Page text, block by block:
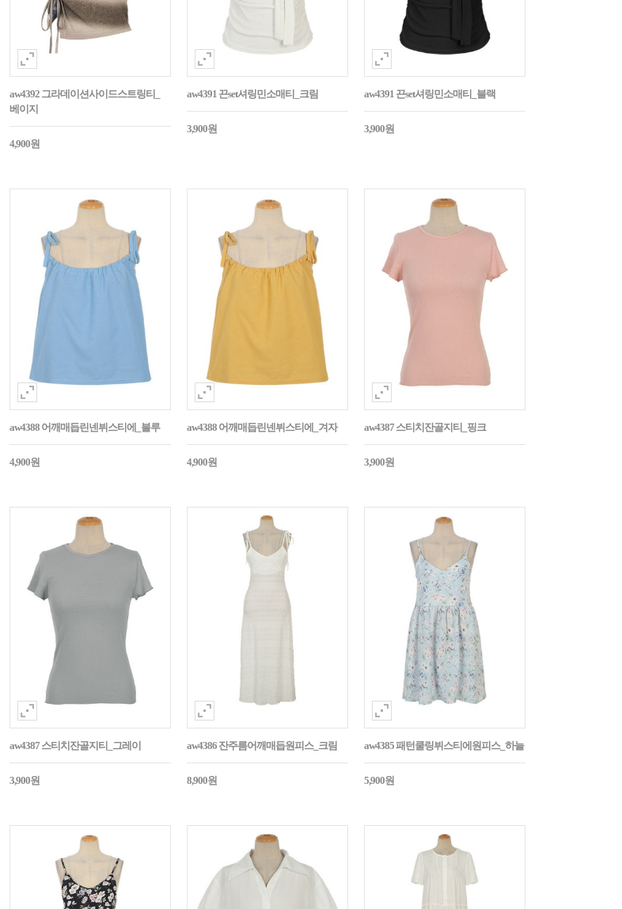
aw4392 그라데이션사이드스트링티_
베이지
4,900원
aw4391 끈set셔링민소매티_크림
3,900원
aw4391 끈set셔링민소매티_블랙
3,900원
aw4388 어깨매듭린넨뷔스티에_블루
4,900원
aw4388 어깨매듭린넨뷔스티에_겨자
4,900원
aw4387 스티치잔골지티_핑크
3,900원
aw4387 스티치잔골지티_그레이
3,900원
aw4386 잔주름어깨매듭원피스_크림
8,900원
aw4385 패턴쿨링뷔스티에원피스_하늘
5,900원